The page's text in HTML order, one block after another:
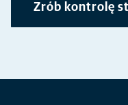
Zrób kontrolę